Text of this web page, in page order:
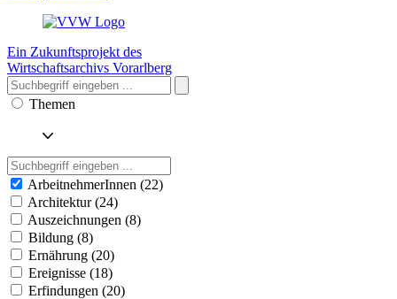
Ein Zukunftsprojekt des
Wirtschaftsarchivs Vorarlberg
Themen
ArbeitnehmerInnen (22)
Architektur (24)
Auszeichnungen (8)
Bildung (8)
Ernährung (20)
Ereignisse (18)
Erfindungen (20)